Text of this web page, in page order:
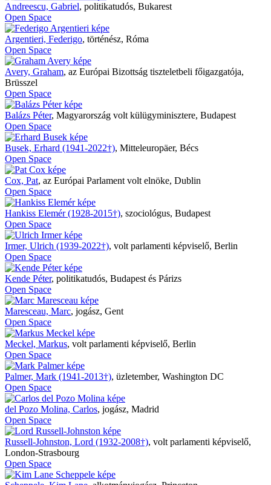
Andreescu, Gabriel, politikatudós, Bukarest
Open Space
Argentieri, Federigo, történész, Róma
Open Space
Avery, Graham, az Európai Bizottság tiszteletbeli főigazgatója,
Brüsszel
Open Space
Balázs Péter, Magyarország volt külügyminisztere, Budapest
Open Space
Busek, Erhard (1941-2022†), Mitteleuropäer, Bécs
Open Space
Cox, Pat, az Európai Parlament volt elnöke, Dublin
Open Space
Hankiss Elemér (1928-2015†), szociológus, Budapest
Open Space
Irmer, Ulrich (1939-2022†), volt parlamenti képviselő, Berlin
Open Space
Kende Péter, politikatudós, Budapest és Párizs
Open Space
Maresceau, Marc, jogász, Gent
Open Space
Meckel, Markus, volt parlamenti képviselő, Berlin
Open Space
Palmer, Mark (1941-2013†), üzletember, Washington DC
Open Space
del Pozo Molina, Carlos, jogász, Madrid
Open Space
Russell-Johnston, Lord (1932-2008†), volt parlamenti képviselő,
London-Strasbourg
Open Space